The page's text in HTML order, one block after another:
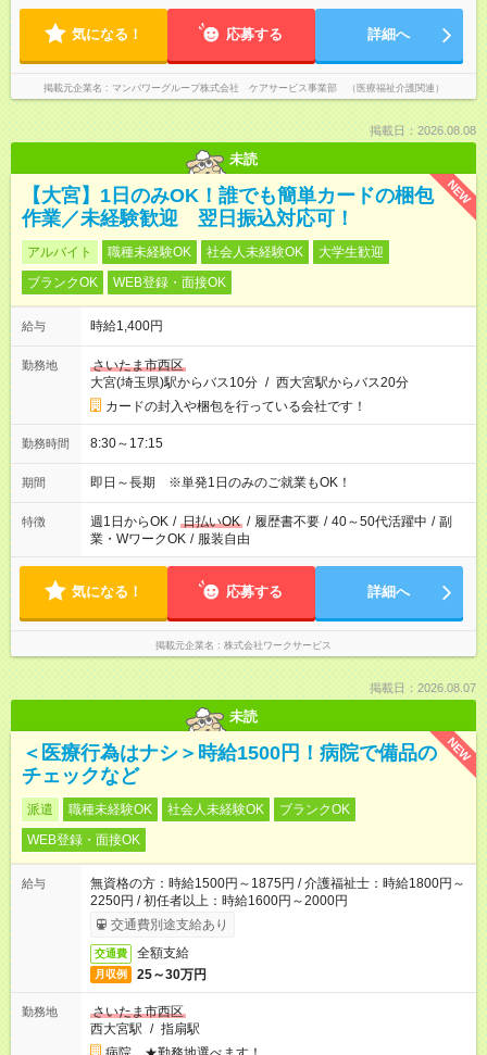
気になる！ 応募する 詳細へ
掲載元企業名 マンパワーグループ株式会社 ケアサービス事業部 （医療福祉介護関連）
掲載日：2026.08.08
未読
NEW
【大宮】1日のみOK！誰でも簡単カードの梱包
作業／未経験歓迎 翌日振込対応可！
アルバイト 職種未経験OK 社会人未経験OK
大学生歓迎
ブランクOK
WEB登録・面接OK
給与 時給1,400円
勤務地
さいたま市西区
大宮(埼玉県)駅からバス10分 / 西大宮駅からバス20分
カードの封入や梱包を行っている会社です！
勤務時間 8:30～17:15
期間 即日～長期 ※単発1日のみのご就業もOK！
特徴 週1日からOK / 日払いOK / 履歴書不要 / 40～50代活躍中 / 副
業・WワークOK / 服装自由
気になる！ 応募する 詳細へ
掲載元企業名 株式会社ワークサービス
掲載日：2026.08.07
未読
NEW
＜医療行為はナシ＞時給1500円！病院で備品の
チェックなど
派遣 職種未経験OK 社会人未経験OK
ブランクOK
WEB登録・面接OK
給与
無資格の方：時給1500円～1875円 / 介護福祉士：時給1800円～
2250円 / 初任者以上：時給1600円～2000円
交通費別途支給あり
交通費 全額支給
月収例 25～30万円
勤務地
さいたま市西区
西大宮駅 / 指扇駅